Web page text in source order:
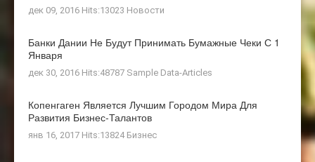
дек 09, 2016 Hits:13023 Новости
Банки Дании Не Будут Принимать Бумажные Чеки С 1
Января
дек 30, 2016 Hits:48787 Sample Data-Articles
Копенгаген Является Лучшим Городом Мира Для
Развития Бизнес-Талантов
янв 16, 2017 Hits:13824 Бизнес